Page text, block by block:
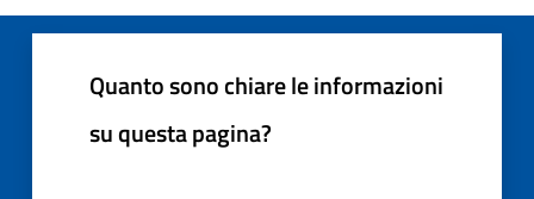
Quanto sono chiare le informazioni
su questa pagina?